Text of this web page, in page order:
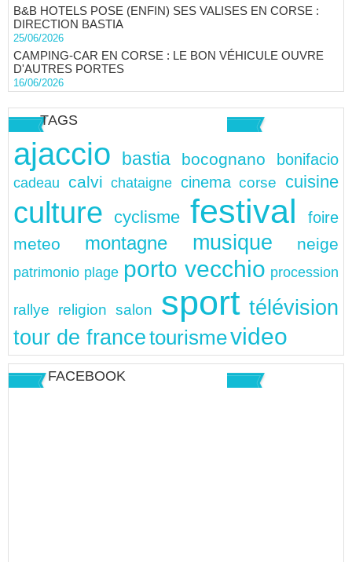
B&B HOTELS POSE (ENFIN) SES VALISES EN CORSE :
DIRECTION BASTIA
25/06/2026
CAMPING-CAR EN CORSE : LE BON VÉHICULE OUVRE
D'AUTRES PORTES
16/06/2026
TAGS
ajaccio bastia bocognano bonifacio
cadeau calvi chataigne cinema corse cuisine
culture cyclisme festival foire
meteo montagne musique neige
patrimonio plage porto vecchio procession
rallye religion salon sport télévision
tour de francetourismevideo
FACEBOOK